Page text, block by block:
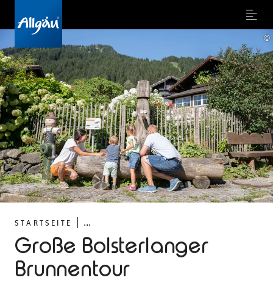
Menu
STARTSEITE ...
Große Bolsterlanger
Brunnentour
©